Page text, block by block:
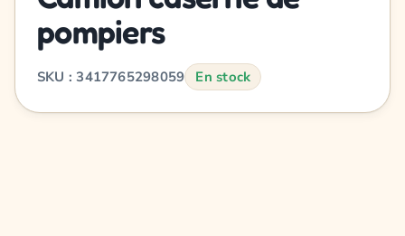
pompiers
SKU : 3417765298059 En stock